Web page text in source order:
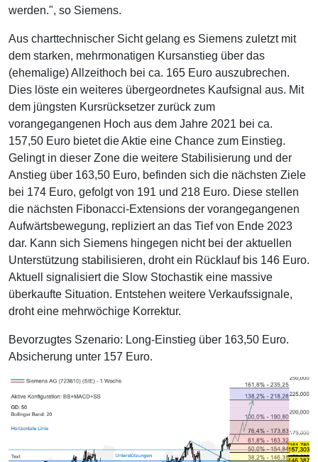
werden.", so Siemens.
Aus charttechnischer Sicht gelang es Siemens zuletzt mit
dem starken, mehrmonatigen Kursanstieg über das
(ehemalige) Allzeithoch bei ca. 165 Euro auszubrechen.
Dies löste ein weiteres übergeordnetes Kaufsignal aus. Mit
dem jüngsten Kursrücksetzer zurück zum
vorangegangenen Hoch aus dem Jahre 2021 bei ca.
157,50 Euro bietet die Aktie eine Chance zum Einstieg.
Gelingt in dieser Zone die weitere Stabilisierung und der
Anstieg über 163,50 Euro, befinden sich die nächsten Ziele
bei 174 Euro, gefolgt von 191 und 218 Euro. Diese stellen
die nächsten Fibonacci-Extensions der vorangegangenen
Aufwärtsbewegung, repliziert an das Tief von Ende 2023
dar. Kann sich Siemens hingegen nicht bei der aktuellen
Unterstützung stabilisieren, droht ein Rücklauf bis 146 Euro.
Aktuell signalisiert die Slow Stochastik eine massive
überkaufte Situation. Entstehen weitere Verkaufssignale,
droht eine mehrwöchige Korrektur.
Bevorzugtes Szenario: Long-Einstieg über 163,50 Euro.
Absicherung unter 157 Euro.